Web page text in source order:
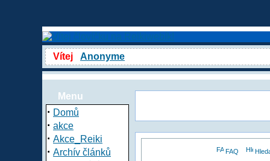
Vítej Anonyme
Menu
· Domů
· akce
· Akce_Reiki
· Archív článků FAQ